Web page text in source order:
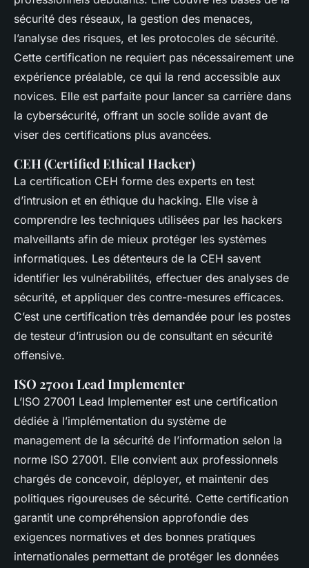
sécurité des réseaux, la gestion des menaces,
l’analyse des risques, et les protocoles de sécurité.
Cette certification ne requiert pas nécessairement une
expérience préalable, ce qui la rend accessible aux
novices. Elle est parfaite pour lancer sa carrière dans
la cybersécurité, offrant un socle solide avant de
viser des certifications plus avancées.
CEH (Certified Ethical Hacker)
La certification CEH forme des experts en test
d’intrusion et en éthique du hacking. Elle vise à
comprendre les techniques utilisées par les hackers
malveillants afin de mieux protéger les systèmes
informatiques. Les détenteurs de la CEH savent
identifier les vulnérabilités, effectuer des analyses de
sécurité, et appliquer des contre-mesures efficaces.
C’est une certification très demandée pour les postes
de testeur d’intrusion ou de consultant en sécurité
offensive.
ISO 27001 Lead Implementer
L’ISO 27001 Lead Implementer est une certification
dédiée à l’implémentation du système de
management de la sécurité de l’information selon la
norme ISO 27001. Elle convient aux professionnels
chargés de concevoir, déployer, et maintenir des
politiques rigoureuses de sécurité. Cette certification
garantit une compréhension approfondie des
exigences normatives et des bonnes pratiques
internationales permettant de protéger les données